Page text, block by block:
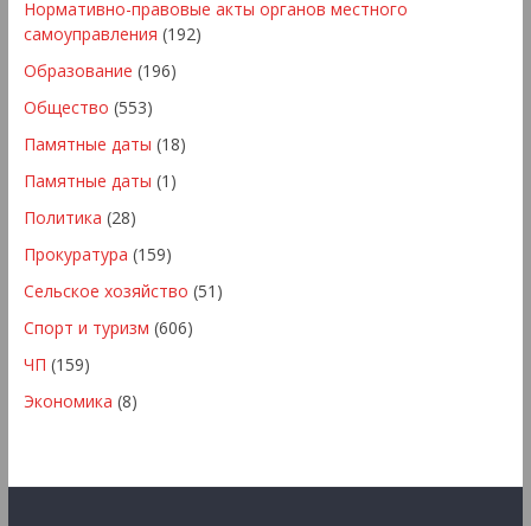
Нормативно-правовые акты органов местного
самоуправления (192)
Образование (196)
Общество (553)
Памятные даты (18)
Памятные даты (1)
Политика (28)
Прокуратура (159)
Сельское хозяйство (51)
Спорт и туризм (606)
ЧП (159)
Экономика (8)